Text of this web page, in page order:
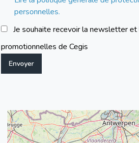
personnelles.
Je souhaite recevoir la newsletter
promotionnelles de Cegis